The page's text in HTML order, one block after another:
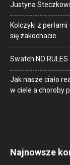
Justyna
Kolczyki z
się zakochacie
Swatch NO
Jak nasze ciało
w ciele a choroby
Najnowsze